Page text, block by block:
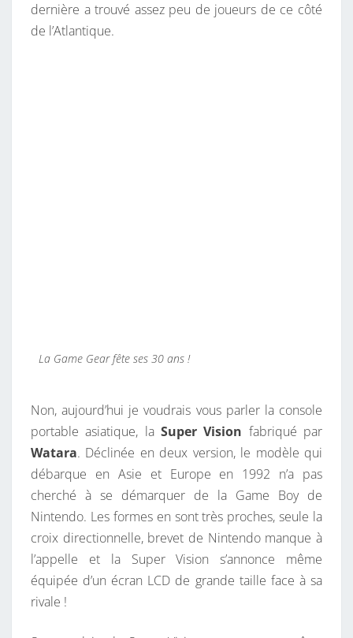
dernière a trouvé assez peu de joueurs de ce côté
de l’Atlantique.
La Game Gear fête ses 30 ans !
Non, aujourd’hui je voudrais vous parler la console
portable asiatique, la Super Vision fabriqué par
Watara. Déclinée en deux version, le modèle qui
débarque en Asie et Europe en 1992 n’a pas
cherché à se démarquer de la Game Boy de
Nintendo. Les formes en sont très proches, seule la
croix directionnelle, brevet de Nintendo manque à
l’appelle et la Super Vision s’annonce même
équipée d’un écran LCD de grande taille face à sa
rivale !